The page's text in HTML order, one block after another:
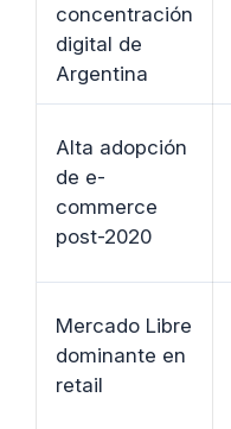
concentración
digital de
Argentina
Alta adopción
de e-
commerce
post-2020
Mercado Libre
dominante en
retail